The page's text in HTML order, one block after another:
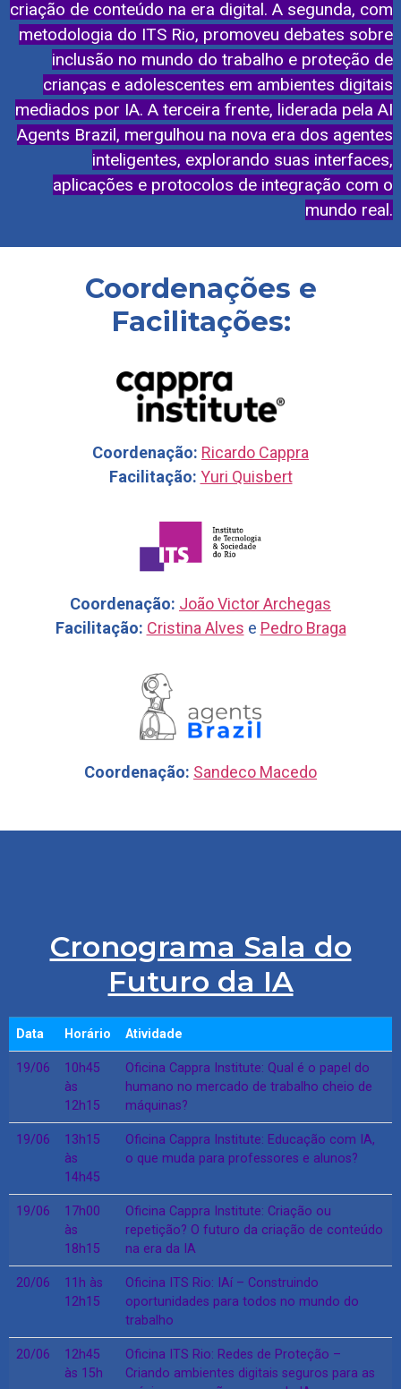
criação de conteúdo na era digital. A segunda, com
metodologia do ITS Rio, promoveu debates sobre
inclusão no mundo do trabalho e proteção de
crianças e adolescentes em ambientes digitais
mediados por IA. A terceira frente, liderada pela AI
Agents Brazil, mergulhou na nova era dos agentes
inteligentes, explorando suas interfaces,
aplicações e protocolos de integração com o
mundo real.
Coordenações e
Facilitações:
Coordenação: Ricardo Cappra
Facilitação: Yuri Quisbert
Coordenação: João Victor Archegas
Facilitação: Cristina Alves e Pedro Braga
Coordenação: Sandeco Macedo
Cronograma Sala do
Futuro da IA
Data Horário Atividade
19/06
10h45
às
12h15
Oficina Cappra Institute: Qual é o papel do
humano no mercado de trabalho cheio de
máquinas?
19/06
13h15
às
14h45
Oficina Cappra Institute: Educação com IA,
o que muda para professores e alunos?
19/06
17h00
às
18h15
Oficina Cappra Institute: Criação ou
repetição? O futuro da criação de conteúdo
na era da IA
20/06
11h às
12h15
Oficina ITS Rio: IAí – Construindo
oportunidades para todos no mundo do
trabalho
20/06
12h45
às 15h
Oficina ITS Rio: Redes de Proteção –
Criando ambientes digitais seguros para as